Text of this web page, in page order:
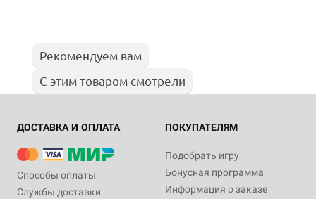
Рекомендуем вам
С этим товаром смотрели
ДОСТАВКА И ОПЛАТА
Способы оплаты
Службы доставки
ПОКУПАТЕЛЯМ
Подобрать игру
Бонусная программа
Информация о заказе